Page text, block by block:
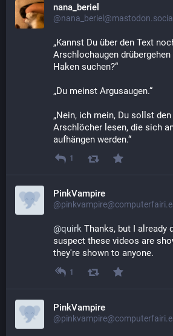
nana_beriel
@nana_beriel@mastodon.social
„Kannst Du über den Text
Arschlochaugen
Haken suchen?“
„Du meinst Argusaugen.“
„Nein, ich mein, Du sollst
Arschlöcher lesen, die sich
aufhängen werden.“
1
PinkVampire
@quirk Thanks, but I already
suspect these videos are
they're shown to anyone.
1
PinkVampire